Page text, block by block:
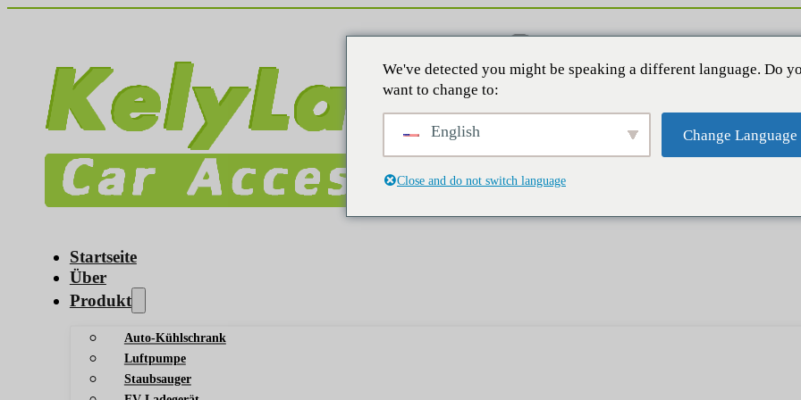
Startseite
Über
Produkt
Auto-Kühlschrank
Luftpumpe
Staubsauger
We've detected you might be speaking a different language. Do
want to change to:
English Change Language
Close and do not switch language